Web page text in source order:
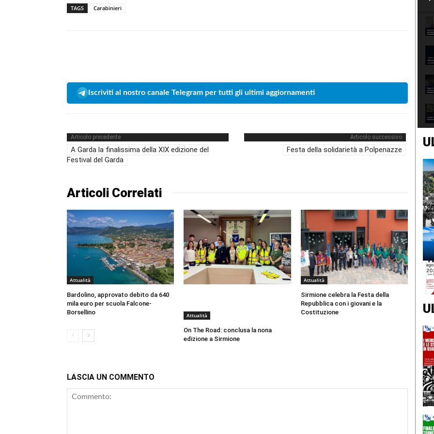
TAGS Carabinieri
Iscriviti al nostro canale Telegram per tutti gli ultimi aggiornamenti
Articolo precedente
A Garda la finalissima della XIX edizione del
Festival del Garda
Articolo successivo
Festa della solidarietà a Polpenazze
Articoli Correlati
Attualità
Bardolino, approvato debito da 640
mila euro per scuola Falcone-
Borsellino
Attualità
On The Road: conclusa la nona
edizione a Sirmione
Attualità
Sirmione celebra la Festa della
Repubblica con i giovani e la
Costituzione
LASCIA UN COMMENTO